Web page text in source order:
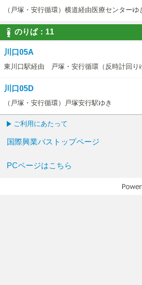
（戸塚・安行循環）横道経由医療センターゆ
のりば： 11
11
川口05A
東川口駅経由 戸塚・安行循環（反時計回り
川口05D
（戸塚・安行循環）戸塚安行駅ゆき
ご利用にあたって
国際興業バストップページ
PCページはこちら